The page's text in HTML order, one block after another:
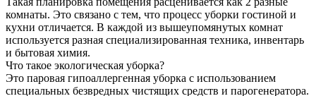
комнаты. Это связано с тем, что процесс уборки гостиной и
кухни отличается. В каждой из вышеупомянутых комнат
используется разная специализированная техника, инвентарь
и бытовая химия.
Что такое экологическая уборка?
Это паровая гипоаллергенная уборка с использованием
специальных безвредных чистящих средств и парогенератора.